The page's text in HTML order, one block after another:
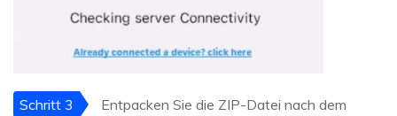
Schritt 3 Entpacken Sie die ZIP-Datei nach dem